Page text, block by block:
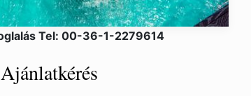
Tel: 00-36-1-2279614
Ajánlatkérés